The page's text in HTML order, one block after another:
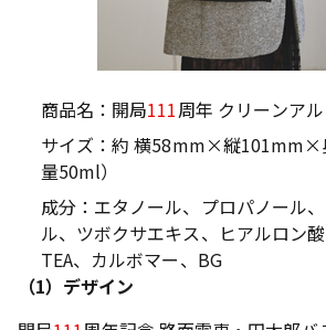
商品名：開局111周年 クリーンア
サイズ：約 横58mm×縦101mm×
量50ml）
成分：エタノール、プロパノール
ル、ツボクサエキス、ヒアルロン酸
TEA、カルボマー、BG
（1）デザイン